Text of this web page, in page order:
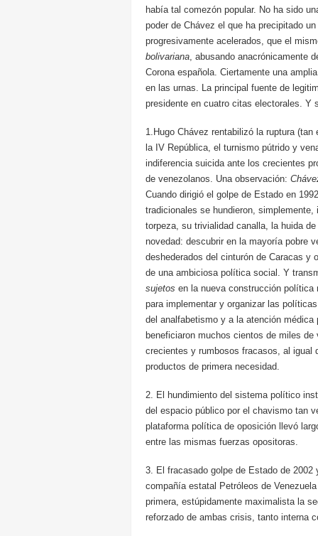
había tal comezón popular. No ha sido
poder de Chávez el que ha precipitado
progresivamente acelerados, que el
bolivariana, abusando anacrónicamente
Corona española. Ciertamente una
en las urnas. La principal fuente de
presidente en cuatro citas electorales. Y
1.Hugo Chávez rentabilizó la ruptura
la IV República, el turnismo pútrido y
indiferencia suicida ante los crecientes
de venezolanos. Una observación:
Cuando dirigió el golpe de Estado en
tradicionales se hundieron,
torpeza, su trivialidad canalla, la huida
novedad: descubrir en la mayoría pobre
deshederados del cinturón de Caracas
de una ambiciosa política social. Y
sujetos en la nueva construcción
para implementar y organizar las
del analfabetismo y a la atención
beneficiaron muchos cientos de miles
crecientes y rumbosos fracasos, al igual
productos de primera necesidad.
2. El hundimiento del sistema político
del espacio público por el chavismo tan
plataforma política de oposición llevó
entre las mismas fuerzas opositoras.
3. El fracasado golpe de Estado de
compañía estatal Petróleos de
primera, estúpidamente maximalista la
reforzado de ambas crisis, tanto interna